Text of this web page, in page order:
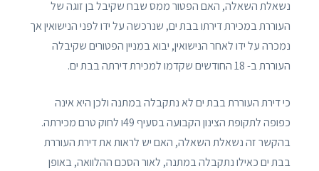
נשאלת השאלה, האם הפטור ממס שבח שקיבל בן זוגה של
העוררת במכירת דירתו בבת ים, שנרכשה על ידו לפני הנישואין אך
נמכרה על ידו לאחר הנישואין, יבוא במניין הפטורים שקיבלה
העוררת ב- 18 החודשים שקדמו למכירת דירתה בבת ים.
כי דירת העוררת בבת ים לא נתקבלה במתנה ולכן היא אינה
כפופה לתקופת הצינון הקבועה בסעיף 49ו לחוק טרם מכירתה.
בהקשר זה נשאלת השאלה, האם יש לראות את דירת העוררת
בבת ים כאילו נתקבלה במתנה, לאור הסכם ההלוואה, באופן